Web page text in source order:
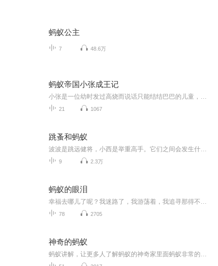
蚂蚁公主
7 48.6万
蚂蚁帝国小张成王记
21 1067
跳蚤和蚂蚁
9 2.3万
蚂蚁的眼泪
78 2705
神奇的蚂蚁